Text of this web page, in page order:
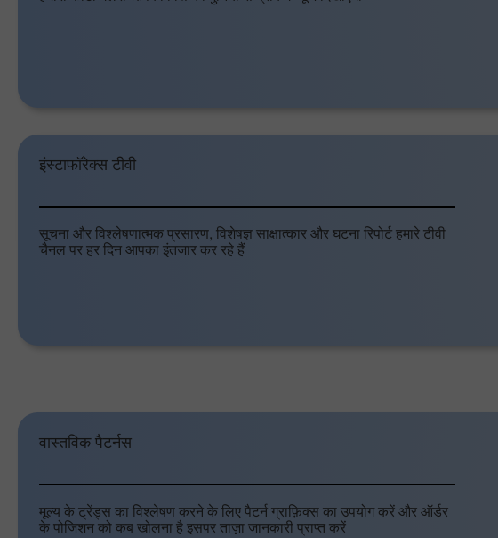
इंस्टाफॉरेक्स टीवी
सूचना और विश्लेषणात्मक प्रसारण, विशेषज्ञ साक्षात्कार और घटना रिपोर्ट हमारे टीवी
चैनल पर हर दिन आपका इंतजार कर रहे हैं
वास्तविक पैटर्नस
मूल्य के ट्रेंड्स का विश्लेषण करने के लिए पैटर्न ग्राफ़िक्स का उपयोग करें और ऑर्डर
के पोजिशन को कब खोलना है इसपर ताज़ा जानकारी प्राप्त करें